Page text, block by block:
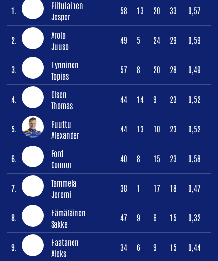
1.
Piitulainen
Jesper
58 13 20 33 0,57
2.
Arola
Juuso
49 5 24 29 0,59
3.
Hynninen
Topias
57 8 20 28 0,49
4.
Olsen
Thomas
44 14 9 23 0,52
5.
Ruuttu
Alexander
44 13 10 23 0,52
6.
Ford
Connor
40 8 15 23 0,58
7.
Tammela
Jeremi
38 1 17 18 0,47
8.
Hämäläinen
Sakke
47 9 6 15 0,32
9.
Haatanen
Aleks
34 6 9 15 0,44